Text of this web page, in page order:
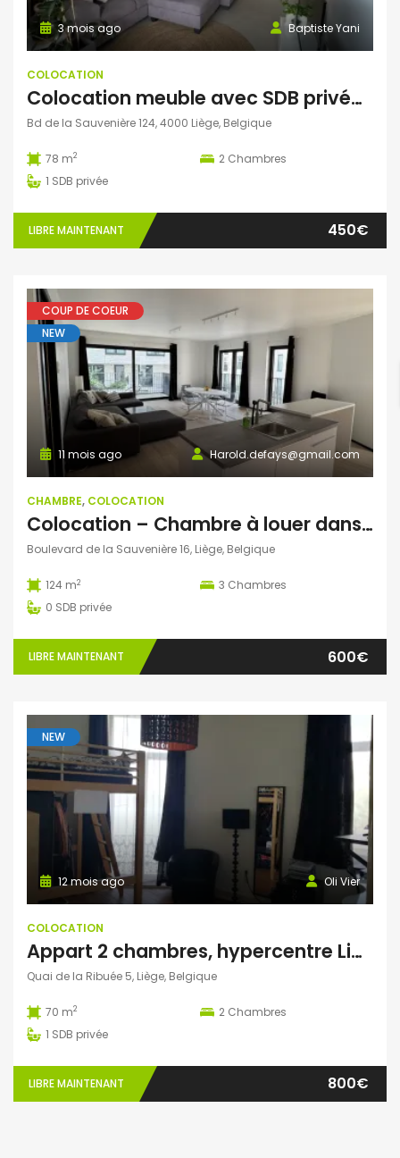
Baptiste Yani
3 mois ago
COLOCATION
Colocation meuble avec SDB privée (deux colocs) 400€
Bd de la Sauvenière 124, 4000 Liège, Belgique
78 m2 2 Chambres
1 SDB privée
LIBRE MAINTENANT 450€
COUP DE COEUR
NEW
Harold.defays@gmail.com
11 mois ago
CHAMBRE, COLOCATION
Colocation – Chambre à louer dans un appartement neuf au centre de Liège
Boulevard de la Sauvenière 16, Liège, Belgique
124 m2 3 Chambres
0 SDB privée
LIBRE MAINTENANT 600€
NEW
Oli Vier
12 mois ago
COLOCATION
Appart 2 chambres, hypercentre Liège, balcon sur Meuse
Quai de la Ribuée 5, Liège, Belgique
70 m2 2 Chambres
1 SDB privée
LIBRE MAINTENANT 800€